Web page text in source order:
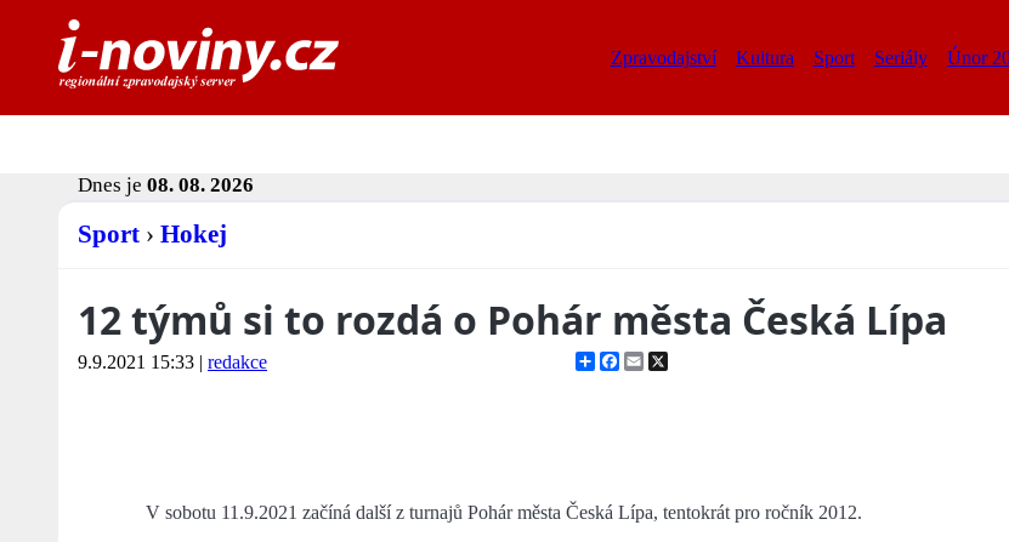
Zpravodajství Kultura Sport Seriály Únor
Dnes je 08. 08. 2026
Sport › Hokej
12 týmů si to rozdá o Pohár města Česká Lípa
9.9.2021 15:33 | redakce ShareFacebook
Email
V sobotu 11.9.2021 začíná další z turnajů Pohár města Česká Lípa, tentokrát pro ročník 2012.